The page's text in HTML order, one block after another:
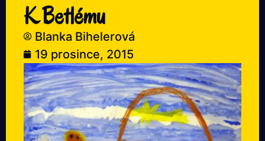
K Betlému
Blanka Bihelerová
19 prosince, 2015